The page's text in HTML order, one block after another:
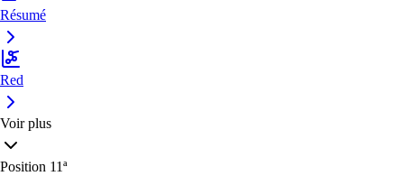
Résumé
Red
Voir plus
Position 11ª